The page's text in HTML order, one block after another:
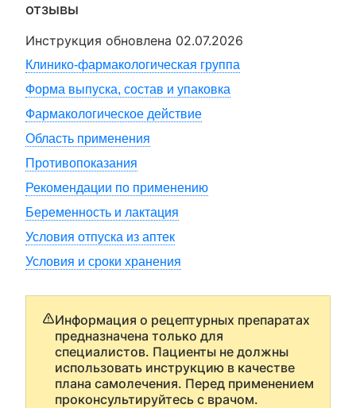
отзывы
Инструкция обновлена 02.07.2026
Клинико-фармакологическая группа
Форма выпуска, состав и упаковка
Фармакологическое действие
Область применения
Противопоказания
Рекомендации по применению
Беременность и лактация
Условия отпуска из аптек
Условия и сроки хранения
Информация о рецептурных препаратах
предназначена только для
специалистов. Пациенты не должны
использовать инструкцию в качестве
плана самолечения. Перед применением
проконсультируйтесь с врачом.